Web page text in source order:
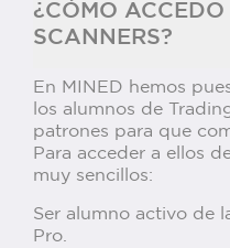
¿CÓMO ACCEDO
SCANNERS?
En MINED hemos
los alumnos de
patrones para que
Para acceder a ellos
muy sencillos:
Ser alumno activo de
Pro.